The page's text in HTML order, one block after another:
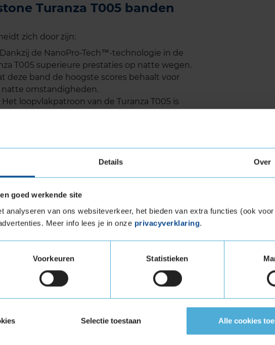
Details Over
goed werkende site
analyseren van ons websiteverkeer, het bieden van extra functies (ook
Meer info lees je in onze privacyverklaring.
Voorkeuren Statistieken
Selectie toestaan Alle cookies
Turanza T005 banden
zich door zijn:
de NanoPro-Tech™-technologie in de
T005 superieure prestaties op natte wegen.
deze band de hoogste scores behaalt voor
omstandigheden.
loopvlakpatroon van de Turanza T005 is
waardoor het risico op aquaplaning
en een brede middenopening
uit duurzame materialen zoals stijf
grip verbetert maar ook de rolweerstand
vergeleken met zijn voorganger, de
laten zien dat deze band tot 11%
dat je langer kunt rijden zonder de banden
in gedachten. Het loopvlak en de
wat bijdraagt aan een comfortabele en